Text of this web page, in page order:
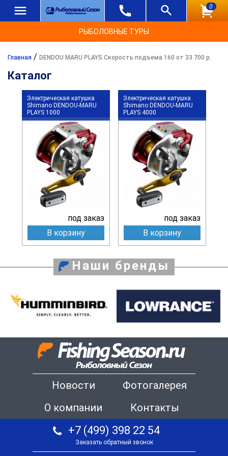
0
РЫБОЛОВНЫЕ ТУРЫ
Главная / DENDOU MARU PLAYS Скорость подъема 160 от 33 700 р.
Каталог
Электрическая катушка
Shimano DENDOU-MARU
PLAYS 1000
под заказ
В корзину
Электрическая катушка
Shimano DENDOU-MARU
PLAYS 4000
под заказ
В корзину
Наши бренды
Новости
Фотогалерея
О компании
Контакты
+7 (499) 398 22 54
Заказать обратный звонок